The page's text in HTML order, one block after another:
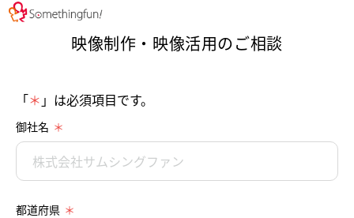
映像制作・映像活用のご相談
「＊ 」は必須項目です。
御社名
都道府県